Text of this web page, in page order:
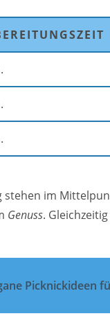
im
Genuss.
Picknickideen